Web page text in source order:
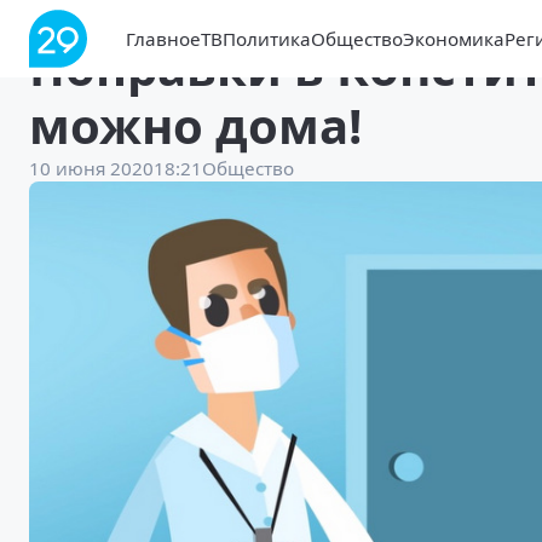
ГлавноеТВПолитикаОбществоЭкономика
Поправки в
можно дома!
10 июня 202018:21 Общество